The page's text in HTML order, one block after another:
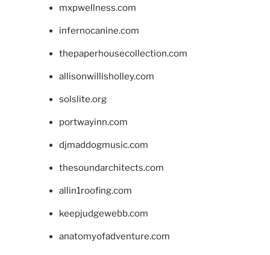
mxpwellness.com
infernocanine.com
thepaperhousecollection.com
allisonwillisholley.com
solslite.org
portwayinn.com
djmaddogmusic.com
thesoundarchitects.com
allin1roofing.com
keepjudgewebb.com
anatomyofadventure.com